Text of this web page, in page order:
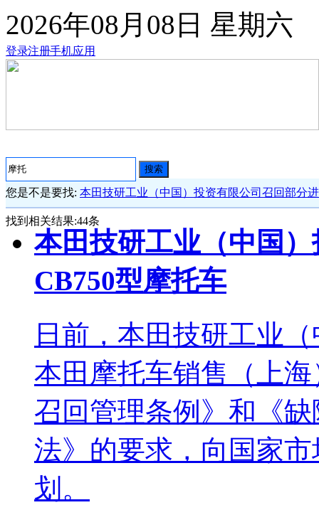
2026年08月08日 星期六
登录注册手机应用
搜索
您是不是要找: 本田技研工业（中国）投资有限公司召回部分
找到相关结果:44条
本田技研工业（中国
CB750型摩托车
日前，本田技研工业
本田摩托车销售（上
召回管理条例》和《
法》的要求，向国家
划。